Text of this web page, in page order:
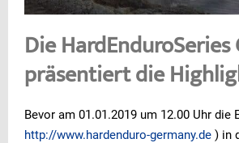
Die HardEnduroSeries
präsentiert die
Bevor am 01.01.2019 um 12.00 Uhr die
http://www.hardenduro-germany.de ) in